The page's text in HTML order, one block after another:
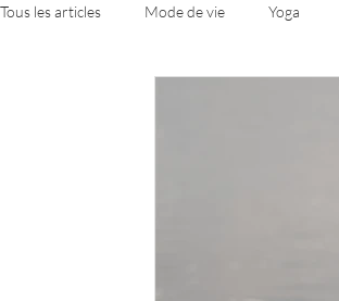
Tous les articles Mode de vie Yoga